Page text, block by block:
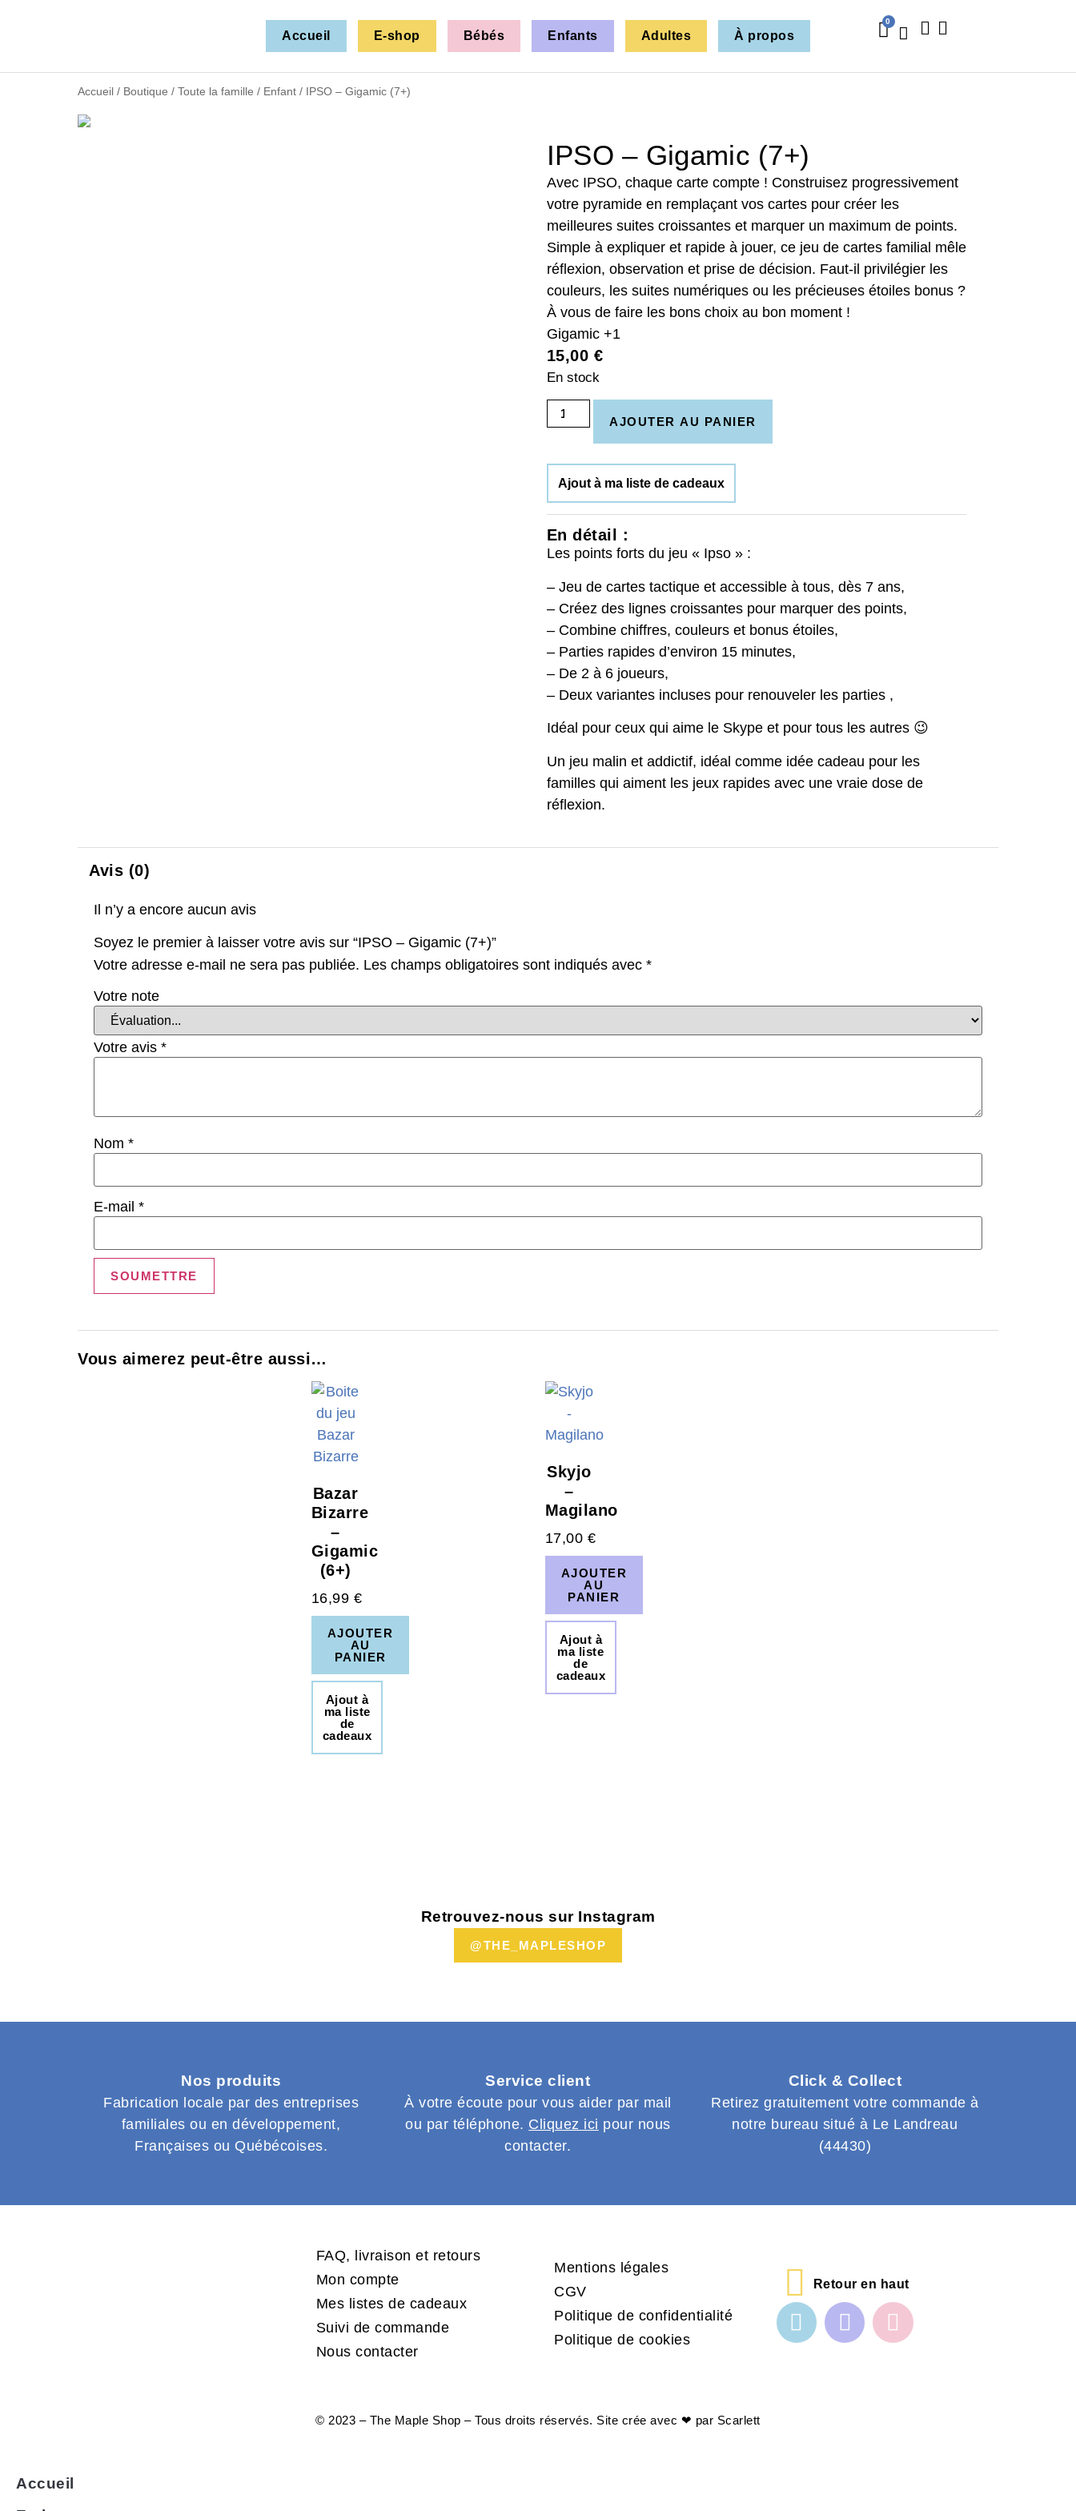
Accueil E-shop Bébés Enfants Adultes À propos
0
Accueil / Boutique / Toute la famille / Enfant / IPSO – Gigamic (7+)
IPSO – Gigamic (7+)
Avec IPSO, chaque carte compte ! Construisez progressivement
votre pyramide en remplaçant vos cartes pour créer les
meilleures suites croissantes et marquer un maximum de points.
Simple à expliquer et rapide à jouer, ce jeu de cartes familial mêle
réflexion, observation et prise de décision. Faut-il privilégier les
couleurs, les suites numériques ou les précieuses étoiles bonus ?
À vous de faire les bons choix au bon moment !
Gigamic +1
15,00 €
En stock
AJOUTER AU PANIER
Ajout à ma liste de cadeaux
En détail :
Les points forts du jeu « Ipso » :
– Jeu de cartes tactique et accessible à tous, dès 7 ans,
– Créez des lignes croissantes pour marquer des points,
– Combine chiffres, couleurs et bonus étoiles,
– Parties rapides d’environ 15 minutes,
– De 2 à 6 joueurs,
– Deux variantes incluses pour renouveler les parties ,
Idéal pour ceux qui aime le Skype et pour tous les autres 😉
Un jeu malin et addictif, idéal comme idée cadeau pour les
familles qui aiment les jeux rapides avec une vraie dose de
réflexion.
Avis (0)
Il n’y a encore aucun avis
Soyez le premier à laisser votre avis sur “IPSO – Gigamic (7+)”
Votre adresse e-mail ne sera pas publiée. Les champs obligatoires sont indiqués avec *
Votre note
Votre avis *
Nom *
E-mail *
Vous aimerez peut-être aussi…
Bazar
Bizarre
–
Gigamic
(6+)
16,99 €
AJOUTER
AU
PANIER
Ajout à
ma liste
de
cadeaux
Skyjo
–
Magilano
17,00 €
AJOUTER
AU
PANIER
Ajout à
ma liste
de
cadeaux
Retrouvez-nous sur Instagram
@THE_MAPLESHOP
Nos produits
Fabrication locale par des entreprises
familiales ou en développement,
Françaises ou Québécoises.
Service client
À votre écoute pour vous aider par mail
ou par téléphone. Cliquez ici pour nous
contacter.
Click & Collect
Retirez gratuitement votre commande à
notre bureau situé à Le Landreau
(44430)
FAQ, livraison et retours
Mon compte
Mes listes de cadeaux
Suivi de commande
Nous contacter
Mentions légales
CGV
Politique de confidentialité
Politique de cookies
Retour en haut
© 2023 – The Maple Shop – Tous droits réservés. Site crée avec ❤ par Scarlett
Accueil